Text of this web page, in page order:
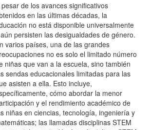
pesar de los avances significativos
en las últimas décadas, la
no está disponible universalmente
persisten las desigualdades de género.
varios países, una de las grandes
no es solo el limitado número
niñas que van a la escuela, sino también
sendas educacionales limitadas para las
asisten a ella. Esto incluye,
cómo abordar la menor
y el rendimiento académico de
niñas en ciencias, tecnología, ingeniería y
las llamadas disciplinas STEM